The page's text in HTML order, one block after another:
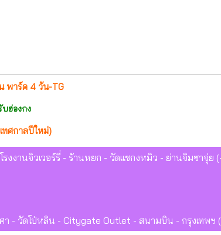
พาร์ค 4 วัน-TG
ฮ่องกง
ทศกาลปีใหม่)
รงงานจิวเวอร์รี่ - ร้านหยก - วัดแชกงหมิว - ย่านจิมซาจุ่ย
า - วัดโป่หลิน - Citygate Outlet - สนามบิน - กรุงเทพฯ